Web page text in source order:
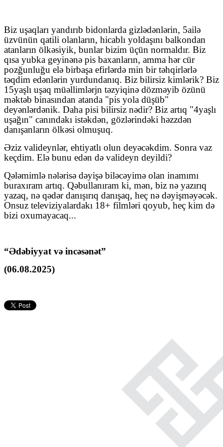
Biz uşaqları yandırıb bidonlarda gizlədənlərin, 5ailə
üzvünün qatili olanların, hicablı yoldaşını balkondan
atanların ölkəsiyik, bunlar bizim üçün normaldır. Biz
qısa yubka geyinənə pis baxanların, amma hər cür
pozğunluğu elə birbaşa efirlərdə min bir təhqirlərlə
təqdim edənlərin yurdundanıq. Biz bilirsiz kimlərik? Biz
15yaşlı uşaq müəllimlərjn təzyiqinə dözməyib özünü
məktəb binasından atanda "pis yola düşüb"
deyənlərdənik. Daha pisi bilirsiz nədir? Biz artıq "4yaşlı
uşağın" canındakı istəkdən, gözlərindəki həzzdən
danışanların ölkəsi olmuşuq.
Əziz valideynlər, ehtiyatlı olun deyəcəkdim. Sonra vaz
keçdim. Elə bunu edən də valideyn deyildi?
Qələmimlə nələrisə dəyişə biləcəyimə olan inamımı
buraxıram artıq. Qəbullanıram ki, mən, biz nə yazırıq
yazaq, nə qədər danışırıq danışaq, heç nə dəyişməyəcək.
Onsuz televiziyalardakı 18+ filmləri qoyub, heç kim də
bizi oxumayacaq...
“Ədəbiyyat və incəsənət”
(06.08.2025)